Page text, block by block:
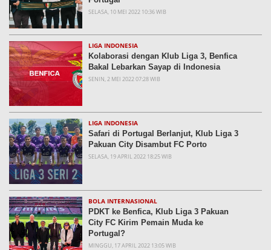
LIGA ITALIA
LIGA SPANYOL
LIGA CHAMPIONS
LIGA JERMAN
LIGA PRANCIS
LIGA EUROPA
OLIMPIK
E-SPORT
GALERI FOTO
TEMPAT OLAHRAGA
PASUKAN SEHAT
KOMUNITAS SEHAT
SELASA, 10 MEI 2022 10:36 WIB
LIGA INDONESIA
Kolaborasi dengan Klub Liga 3, Benfica
Bakal Lebarkan Sayap di Indonesia
SENIN, 2 MEI 2022 07:28 WIB
LIGA INDONESIA
Safari di Portugal Berlanjut, Klub Liga 3
Pakuan City Disambut FC Porto
SELASA, 19 APRIL 2022 18:25 WIB
BOLA INTERNASIONAL
PDKT ke Benfica, Klub Liga 3 Pakuan
City FC Kirim Pemain Muda ke
Portugal?
MINGGU, 17 APRIL 2022 13:05 WIB